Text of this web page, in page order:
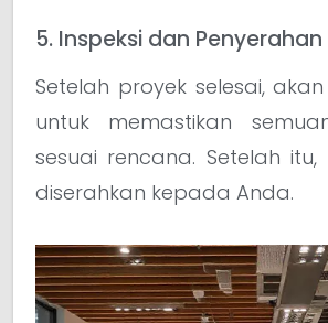
5. Inspeksi dan Penyerahan
Setelah proyek selesai,
untuk memastikan
sesuai rencana. Setelah itu,
diserahkan kepada Anda.